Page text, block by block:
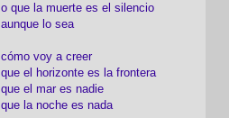
o que la muerte es el silencio
aunque lo sea
cómo voy a creer
que el horizonte es la frontera
que el mar es nadie
que la noche es nada